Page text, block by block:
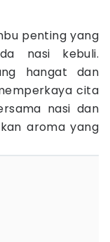
penting yang
nasi kebuli.
hangat dan
cita
nasi dan
aroma yang